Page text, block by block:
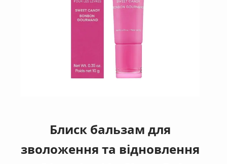
Блиск бальзам для
зволоження та відновлення